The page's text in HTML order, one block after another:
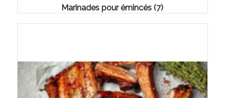
Marinades pour émincés(7)